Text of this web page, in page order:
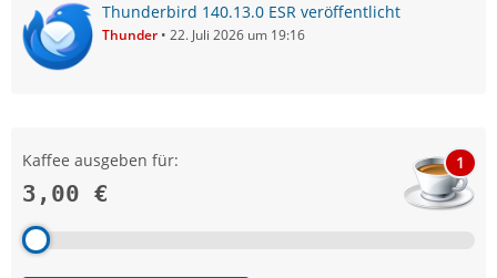
Thunderbird 140.13.0 ESR veröffentlicht
Thunder 22. Juli 2026 um 19:16
Kaffee ausgeben für:
3,00 €
1